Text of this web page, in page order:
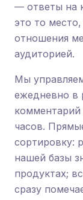
— ответы на
это то
отношения
аудиторией.
Мы
ежедневно в
комментарий
часов.
сортировку:
нашей базы
продуктах;
сразу